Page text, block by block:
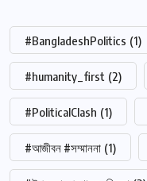
#BangladeshPolitics (1)
#humanity_first (2)
#PoliticalClash (1)
#আজীবন #সম্মাননা (1)